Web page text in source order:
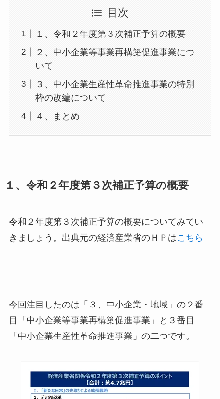
目次
１、令和２年度第３次補正予算の概要
２、中小企業等事業再構築促進事業につ
いて
３、中小企業生産性革命推進事業の特別
枠の改編について
４、まとめ
１、令和２年度第３次補正予算の概要
令和２年度第３次補正予算の概要についてみてい
きましょう。出典元の経済産業省のＨＰはこちら
今回注目したのは「３、中小企業・地域」の２番
目「中小企業等事業再構築促進事業」と３番目
「中小企業生産性革命推進事業」の二つです。